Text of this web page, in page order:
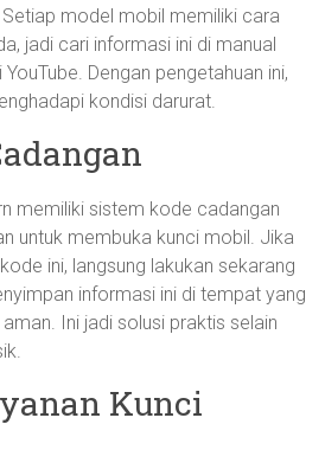
model mobil memiliki cara
jadi cari informasi ini di manual
Dengan pengetahuan ini,
kondisi darurat.
memiliki sistem kode cadangan
untuk membuka kunci mobil. Jika
ini, langsung lakukan sekarang
informasi ini di tempat yang
Ini jadi solusi praktis selain
Kunci